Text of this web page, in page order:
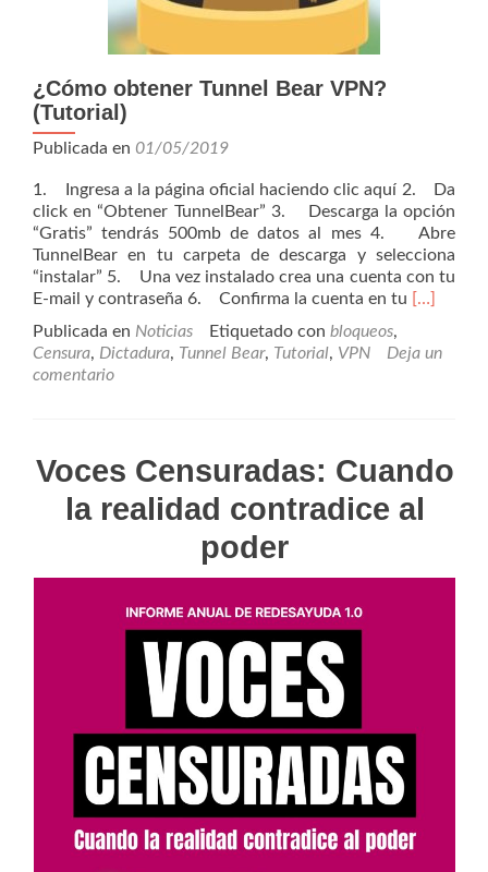
¿Cómo obtener Tunnel Bear VPN?
(Tutorial)
Publicada en 01/05/2019
1. Ingresa a la página oficial haciendo clic aquí 2. Da
click en “Obtener TunnelBear” 3. Descarga la opción
“Gratis” tendrás 500mb de datos al mes 4. Abre
TunnelBear en tu carpeta de descarga y selecciona
“instalar” 5. Una vez instalado crea una cuenta con tu
E-mail y contraseña 6. Confirma la cuenta en tu Leer
Tunnel
[…]
Publicada en Noticias Etiquetado con bloqueos,
Censura, Dictadura, Tunnel Bear, Tutorial, VPN
Deja un
comentario
Voces Censuradas: Cuando
la realidad contradice al
poder